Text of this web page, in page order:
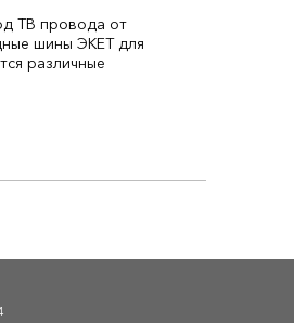
ТВ провода от
шины ЭКЕТ для
различные